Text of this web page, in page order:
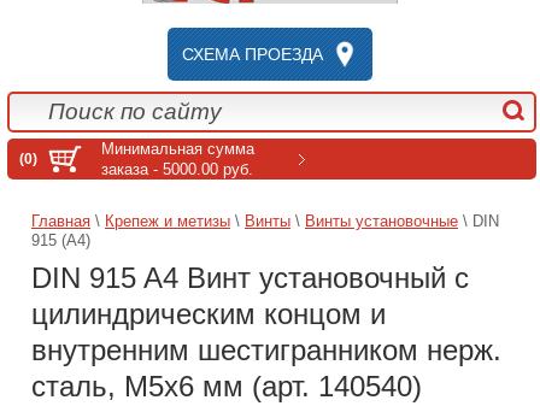
СХЕМА ПРОЕЗДА
(0)
Минимальная сумма
заказа - 5000.00 руб.
Главная \ Крепеж и метизы \ Винты \ Винты установочные \ DIN
915 (A4)
DIN 915 A4 Винт установочный с
цилиндрическим концом и
внутренним шестигранником нерж.
сталь, M5x6 мм (арт. 140540)